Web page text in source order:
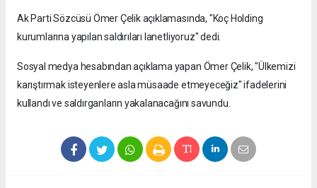
Ak Parti Sözcüsü Ömer Çelik açıklamasında, "Koç Holding
kurumlarına yapılan saldırıları lanetliyoruz" dedi.
Sosyal medya hesabından açıklama yapan Ömer Çelik, "Ülkemizi
karıştırmak isteyenlere asla müsaade etmeyeceğiz" ifadelerini
kullandı ve saldırganların yakalanacağını savundu.